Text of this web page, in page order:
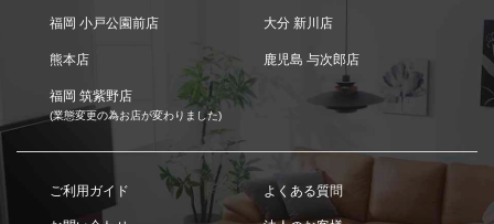
福岡 小戸公園前店 大分 新川店
熊本店 鹿児島 与次郎店
福岡 筑紫野店
(業態変更の為お店が変わりました)
ご利用ガイド よくある質問